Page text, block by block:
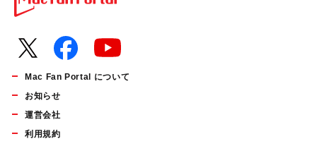
Mac Fan Portal について
お知らせ
運営会社
利用規約